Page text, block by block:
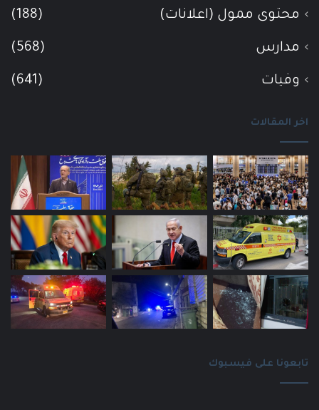
محتوى ممول (اعلانات) (188)
مدارس (568)
وفيات (641)
اخر المقالات
تابعونا على فيسبوك